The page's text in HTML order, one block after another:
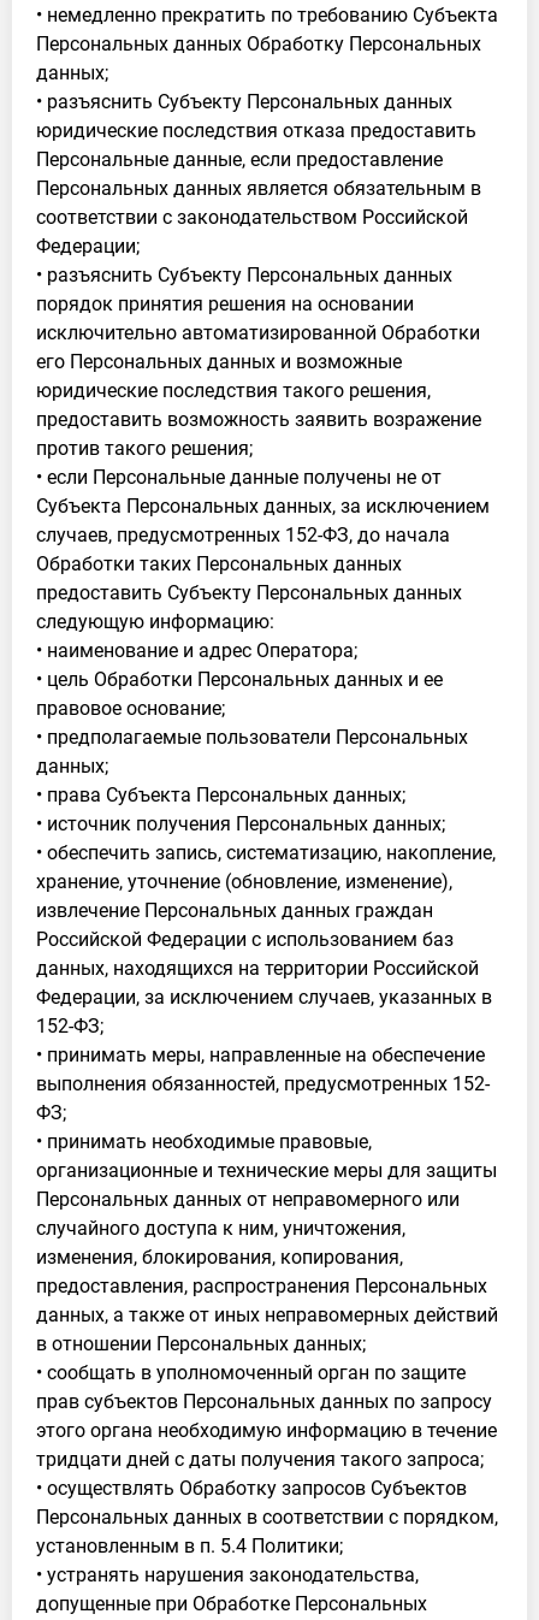
• немедленно прекратить по требованию Субъекта
Персональных данных Обработку Персональных
данных;
• разъяснить Субъекту Персональных данных
юридические последствия отказа предоставить
Персональные данные, если предоставление
Персональных данных является обязательным в
соответствии с законодательством Российской
Федерации;
• разъяснить Субъекту Персональных данных
порядок принятия решения на основании
исключительно автоматизированной Обработки
его Персональных данных и возможные
юридические последствия такого решения,
предоставить возможность заявить возражение
против такого решения;
• если Персональные данные получены не от
Субъекта Персональных данных, за исключением
случаев, предусмотренных 152-ФЗ, до начала
Обработки таких Персональных данных
предоставить Субъекту Персональных данных
следующую информацию:
• наименование и адрес Оператора;
• цель Обработки Персональных данных и ее
правовое основание;
• предполагаемые пользователи Персональных
данных;
• права Субъекта Персональных данных;
• источник получения Персональных данных;
• обеспечить запись, систематизацию, накопление,
хранение, уточнение (обновление, изменение),
извлечение Персональных данных граждан
Российской Федерации с использованием баз
данных, находящихся на территории Российской
Федерации, за исключением случаев, указанных в
152-ФЗ;
• принимать меры, направленные на обеспечение
выполнения обязанностей, предусмотренных 152-
ФЗ;
• принимать необходимые правовые,
организационные и технические меры для защиты
Персональных данных от неправомерного или
случайного доступа к ним, уничтожения,
изменения, блокирования, копирования,
предоставления, распространения Персональных
данных, а также от иных неправомерных действий
в отношении Персональных данных;
• сообщать в уполномоченный орган по защите
прав субъектов Персональных данных по запросу
этого органа необходимую информацию в течение
тридцати дней с даты получения такого запроса;
• осуществлять Обработку запросов Субъектов
Персональных данных в соответствии с порядком,
установленным в п. 5.4 Политики;
• устранять нарушения законодательства,
допущенные при Обработке Персональных